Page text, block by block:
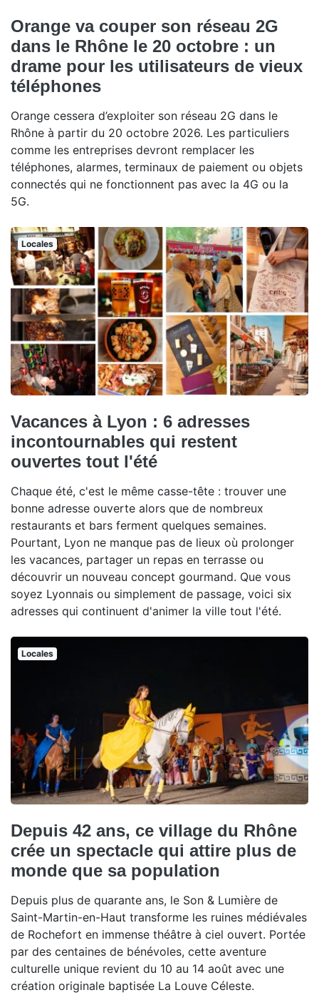
Orange va couper son réseau 2G
dans le Rhône le 20 octobre : un
drame pour les utilisateurs de vieux
téléphones
Orange cessera d’exploiter son réseau 2G dans le
Rhône à partir du 20 octobre 2026. Les particuliers
comme les entreprises devront remplacer les
téléphones, alarmes, terminaux de paiement ou objets
connectés qui ne fonctionnent pas avec la 4G ou la
5G.
Locales
Vacances à Lyon : 6 adresses
incontournables qui restent
ouvertes tout l'été
Chaque été, c'est le même casse-tête : trouver une
bonne adresse ouverte alors que de nombreux
restaurants et bars ferment quelques semaines.
Pourtant, Lyon ne manque pas de lieux où prolonger
les vacances, partager un repas en terrasse ou
découvrir un nouveau concept gourmand. Que vous
soyez Lyonnais ou simplement de passage, voici six
adresses qui continuent d'animer la ville tout l'été.
Locales
Depuis 42 ans, ce village du Rhône
crée un spectacle qui attire plus de
monde que sa population
Depuis plus de quarante ans, le Son & Lumière de
Saint-Martin-en-Haut transforme les ruines médiévales
de Rochefort en immense théâtre à ciel ouvert. Portée
par des centaines de bénévoles, cette aventure
culturelle unique revient du 10 au 14 août avec une
création originale baptisée La Louve Céleste.